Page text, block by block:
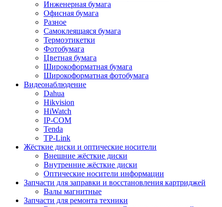
Инженерная бумага
Офисная бумага
Разное
Самоклеящаяся бумага
Термоэтикетки
Фотобумага
Цветная бумага
Широкоформатная бумага
Широкоформатная фотобумага
Видеонаблюдение
Dahua
Hikvision
HiWatch
IP-COM
Tenda
TP-Link
Жёсткие диски и оптические носители
Внешние жёсткие диски
Внутренние жёсткие диски
Оптические носители информации
Запчасти для заправки и восстановления картриджей
Валы магнитные
Запчасти для ремонта техники